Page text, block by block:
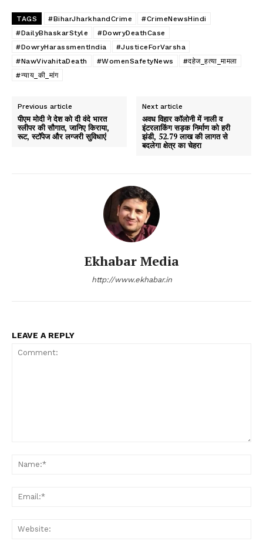
TAGS #BiharJharkhandCrime
#CrimeNewsHindi
#DailyBhaskarStyle
#DowryDeathCase
#DowryHarassmentIndia
#JusticeForVarsha
#NawVivahitaDeath
#WomenSafetyNews
#दहेज_हत्या_मामला
#न्याय_की_मांग
Previous article
पीएम मोदी ने देश को दी वंदे भारत
स्लीपर की सौगात, जानिए किराया,
रूट, स्टॉपेज और लग्जरी सुविधाएं
Next article
अवध विहार कॉलोनी में नाली व
इंटरलाकिंग सड़क निर्माण को हरी
झंडी, 52.79 लाख की लागत से
बदलेगा क्षेत्र का चेहरा
Ekhabar Media
http://www.ekhabar.in
LEAVE A REPLY